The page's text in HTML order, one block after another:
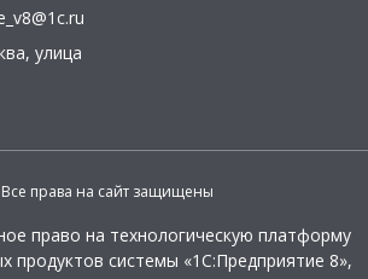
, улица
права на сайт защищены
право на технологическую платформу
продуктов системы «1С:Предприятие 8»,